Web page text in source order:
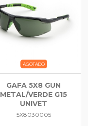
AGOTADO
GAFA 5X8 GUN
METAL/VERDE G15
UNIVET
5X8030005